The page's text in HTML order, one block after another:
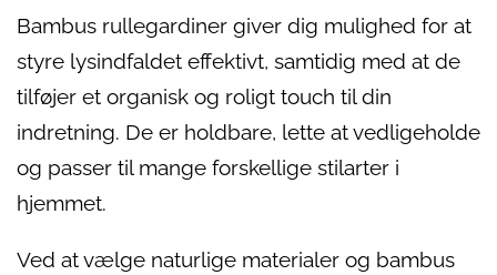
Bambus rullegardiner giver dig mulighed for at
styre lysindfaldet effektivt, samtidig med at de
tilføjer et organisk og roligt touch til din
indretning. De er holdbare, lette at vedligeholde
og passer til mange forskellige stilarter i
hjemmet.
Ved at vælge naturlige materialer og bambus